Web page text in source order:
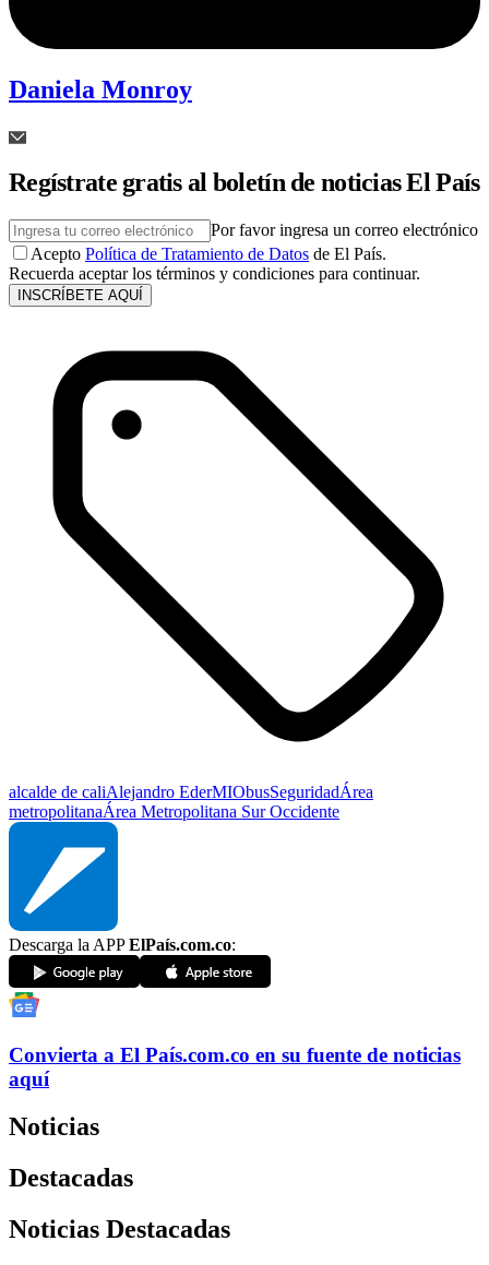
Daniela Monroy
Regístrate gratis al boletín de noticias El País
Por favor ingresa un correo electrónico
Acepto Política de Tratamiento de Datos de El País.
Recuerda aceptar los términos y condiciones para continuar.
INSCRÍBETE AQUÍ
alcalde de caliAlejandro EderMIObusSeguridadÁrea
metropolitanaÁrea Metropolitana Sur Occidente
Descarga la APPElPaís.com.co:
Convierta a El País.com.co en su fuente de noticias
aquí
Noticias
Destacadas
Noticias Destacadas